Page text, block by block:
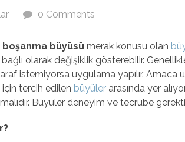
0 Comments
boşanma büyüsü merak konusu olan
olarak değişiklik gösterebilir.
istemiyorsa uygulama yapılır. Amaca
için tercih edilen büyüler arasında yer
Büyüler deneyim ve tecrübe